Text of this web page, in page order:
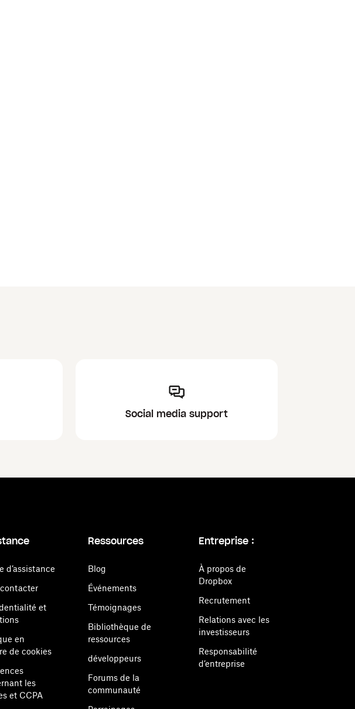
Social media support
d’assistance
et
en
de cookies
les
et CCPA
Ressources
Blog
Événements
Témoignages
Bibliothèque de
ressources
développeurs
Forums de la
communauté
Entreprise :
À propos de
Dropbox
Recrutement
Relations avec les
investisseurs
Responsabilité
d’entreprise